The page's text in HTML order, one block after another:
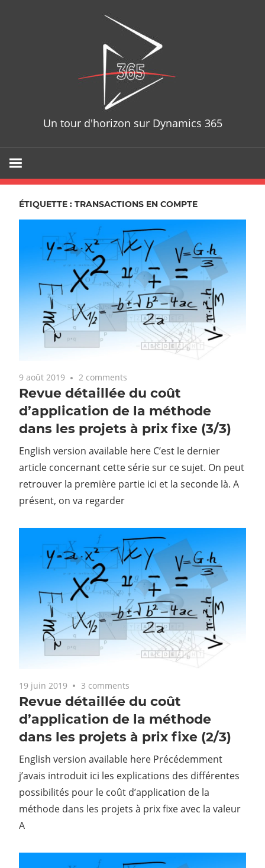
Un tour d'horizon sur Dynamics 365
ÉTIQUETTE : TRANSACTIONS EN COMPTE
9 août 2019 2 comments
Revue détaillée du coût
d’application de la méthode
dans les projets à prix fixe (3/3)
English version available here C’est le dernier
article concernant cette série sur ce sujet. On peut
retrouver la première partie ici et la seconde là. A
présent, on va regarder
19 juin 2019 3 comments
Revue détaillée du coût
d’application de la méthode
dans les projets à prix fixe (2/3)
English version available here Précédemment
j’avais introduit ici les explications des différentes
possibilités pour le coût d’application de la
méthode dans les projets à prix fixe avec la valeur
A